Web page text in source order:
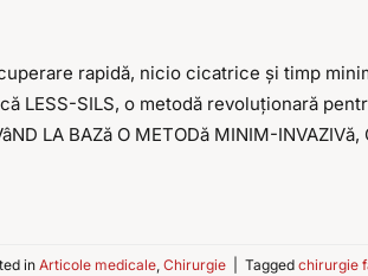
rapidă, nicio cicatrice și timp
LESS-SILS, o metodă revoluționară
LA BAZă O METODă MINIM-
in Articole medicale, Chirurgie Tagged chirurgie